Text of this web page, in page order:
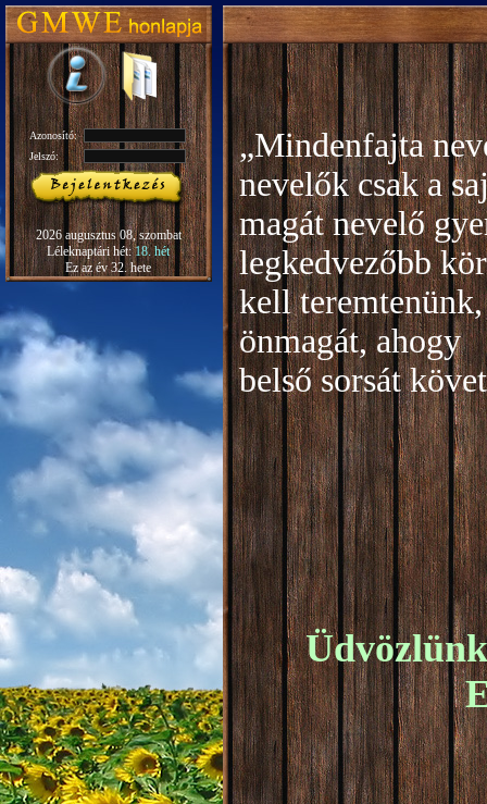
Azonosító:
Jelszó:
2026 augusztus 08, szombat
Léleknaptári hét:18. hét
Ez az év 32. hete
„Mindenfajta
nevelők csak a
magát nevelő
legkedvezőbb
kell
önmagát, ahogy
belső sorsát